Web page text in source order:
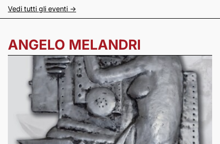
Vedi tutti gli eventi ->
ANGELO MELANDRI